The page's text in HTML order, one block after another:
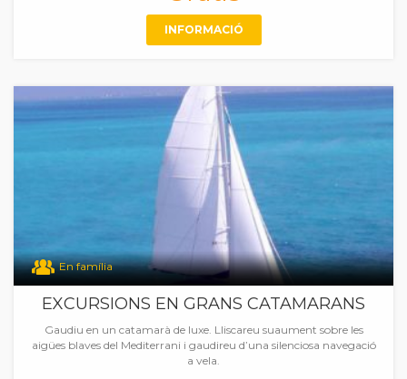
INFORMACIÓ
En família
EXCURSIONS EN GRANS CATAMARANS
Gaudiu en un catamarà de luxe. Lliscareu suaument sobre les
aigües blaves del Mediterrani i gaudireu d’una silenciosa navegació
a vela.